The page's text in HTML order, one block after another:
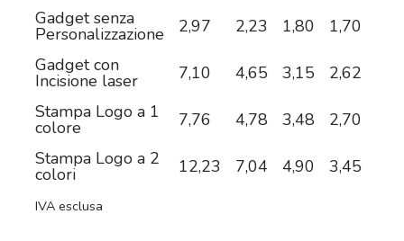
Gadget senza
Personalizzazione 2,97 2,23 1,80 1,70
Gadget con
Incisione laser 7,10 4,65 3,15 2,62
Stampa Logo a 1
colore 7,76 4,78 3,48 2,70
Stampa Logo a 2
colori 12,23 7,04 4,90 3,45
IVA esclusa